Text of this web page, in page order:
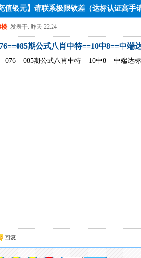
值银元】请联系极限钦差（达标认证高
楼 发表于: 昨天 22:24
期公式八肖中特==10中8==中端
076==085期公式八肖中特==10中8==中端达
回复